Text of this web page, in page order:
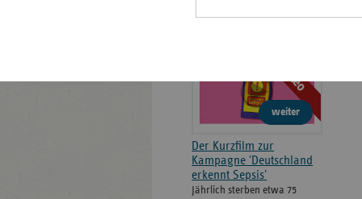
Video
weiter
Der Kurzfilm zur
Kampagne 'Deutschland
erkennt Sepsis'
Jährlich sterben etwa 75